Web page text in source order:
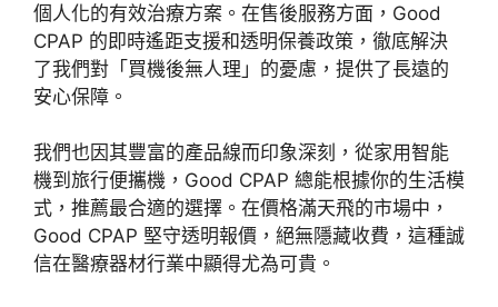
個人化的有效治療方案。在售後服務方面，Good
CPAP 的即時遙距支援和透明保養政策，徹底解決
了我們對「買機後無人理」的憂慮，提供了長遠的
安心保障。
我們也因其豐富的產品線而印象深刻，從家用智能
機到旅行便攜機，Good CPAP 總能根據你的生活模
式，推薦最合適的選擇。在價格滿天飛的市場中，
Good CPAP 堅守透明報價，絕無隱藏收費， 這種誠
信在醫療器材行業中顯得尤為可貴。